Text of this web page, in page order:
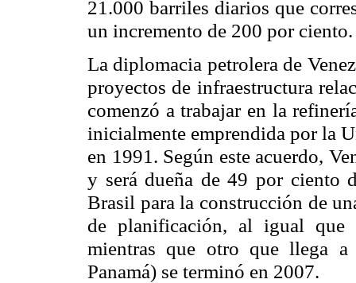
21.000 barriles diarios que
un incremento de 200 por ciento.
La diplomacia petrolera de
proyectos de infraestructura
comenzó a trabajar en la
inicialmente emprendida por la
en 1991. Según este acuerdo,
y será dueña de 49 por ciento
Brasil para la construcción de
de planificación, al igual que
mientras que otro que llega
Panamá) se terminó en 2007.